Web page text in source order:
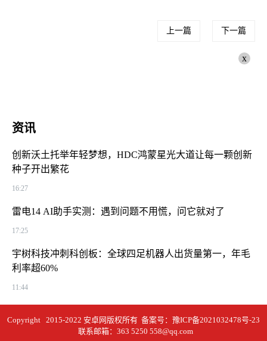
上一篇 下一篇
x
资讯
创新沃土托举年轻梦想，HDC鸿蒙星光大道让每一颗创新
种子开出繁花
16:27
雷电14 AI助手实测：遇到问题不用慌，问它就对了
17:25
宇树科技冲刺科创板：全球四足机器人出货量第一，年毛
利率超60%
11:44
Copyright 2015-2022 安卓网版权所有 备案号： 豫ICP备2021032478号-23
联系邮箱：363 5250 558@qq.com